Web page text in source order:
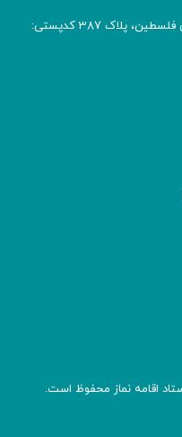
آدرس: پسـتی تهران، خیابان طالقانی، میدان فلسطین، پلاک 387 کدپستی:
نماز محفوظ است.